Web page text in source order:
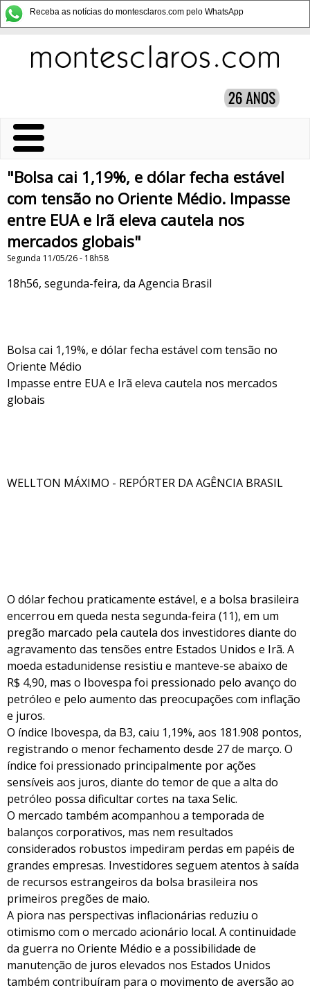
Receba as notícias do montesclaros.com pelo WhatsApp
"Bolsa cai 1,19%, e dólar fecha estável
com tensão no Oriente Médio. Impasse
entre EUA e Irã eleva cautela nos
mercados globais"
Segunda 11/05/26 - 18h58
18h56, segunda-feira, da Agencia Brasil
Bolsa cai 1,19%, e dólar fecha estável com tensão no
Oriente Médio
Impasse entre EUA e Irã eleva cautela nos mercados
globais
WELLTON MÁXIMO - REPÓRTER DA AGÊNCIA BRASIL
O dólar fechou praticamente estável, e a bolsa brasileira
encerrou em queda nesta segunda-feira (11), em um
pregão marcado pela cautela dos investidores diante do
agravamento das tensões entre Estados Unidos e Irã. A
moeda estadunidense resistiu e manteve-se abaixo de
R$ 4,90, mas o Ibovespa foi pressionado pelo avanço do
petróleo e pelo aumento das preocupações com inflação
e juros.
O índice Ibovespa, da B3, caiu 1,19%, aos 181.908 pontos,
registrando o menor fechamento desde 27 de março. O
índice foi pressionado principalmente por ações
sensíveis aos juros, diante do temor de que a alta do
petróleo possa dificultar cortes na taxa Selic.
O mercado também acompanhou a temporada de
balanços corporativos, mas nem resultados
considerados robustos impediram perdas em papéis de
grandes empresas. Investidores seguem atentos à saída
de recursos estrangeiros da bolsa brasileira nos
primeiros pregões de maio.
A piora nas perspectivas inflacionárias reduziu o
otimismo com o mercado acionário local. A continuidade
da guerra no Oriente Médio e a possibilidade de
manutenção de juros elevados nos Estados Unidos
também contribuíram para o movimento de aversão ao